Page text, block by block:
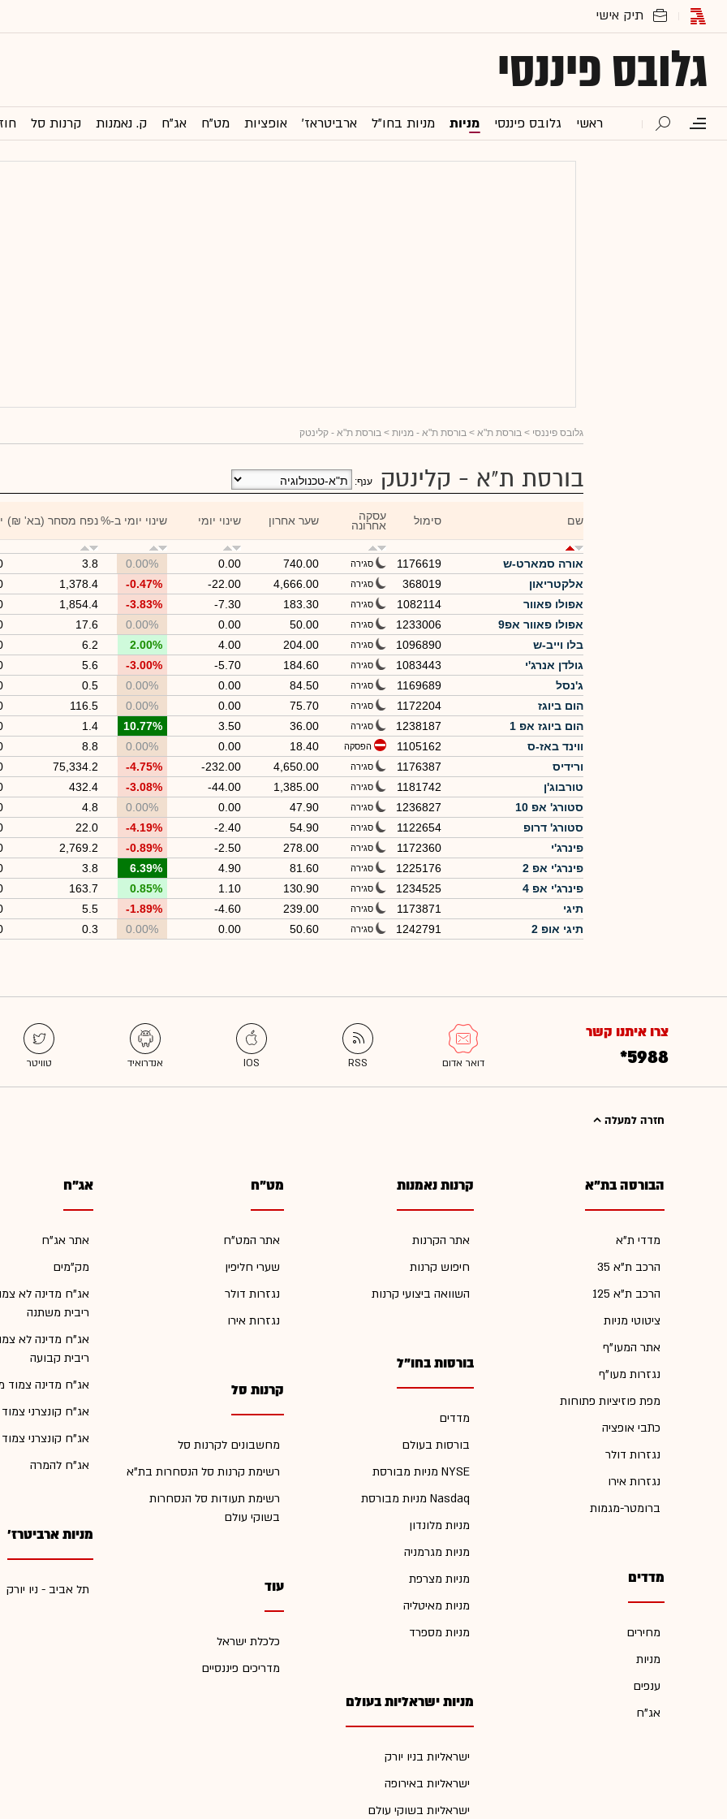
גלובס פיננסי
ראשי גלובס פיננסי מניות מניות בחו"ל ארביטראז' אופציות מט"ח אג"ח ק. נאמנות קרנות סל
גלובס פיננסי > בורסת ת"א > בורסת ת"א - מניות > בורסת ת"א - קלינטק
בורסת ת"א - קלינטק ענף:
שם סימול עסקה
אחרונה שער אחרון שינוי יומי שינוי יומי ב-%נפח מסחר (בא' ₪)
אורה סמארט-ש 1176619 סגירה 740.00
0.00
0.00%
3.8
אלקטריאון
368019 סגירה 4,666.00
-22.00
-0.47%
1,378.4
אפולו פאוור
1082114 סגירה 183.30
-7.30
-3.83%
1,854.4
אפולו פאוור אפ9
1233006 סגירה 50.00
0.00
0.00%
17.6
בלו וייב-ש
1096890 סגירה 204.00
4.00
2.00%
6.2
גולדן אנרג'י
1083443 סגירה 184.60
-5.70
-3.00%
5.6
ג'נסל
1169689 סגירה 84.50
0.00
0.00%
0.5
הום ביוגז
1172204 סגירה 75.70
0.00
0.00%
116.5
הום ביוגז אפ 1
1238187 סגירה 36.00
3.50
10.77%
1.4
ווינד באז-ס
1105162 הפסקה 18.40
0.00
0.00%
8.8
ורידיס
1176387 סגירה 4,650.00
-232.00
-4.75%
75,334.2
טורבוג'ן
1181742 סגירה 1,385.00
-44.00
-3.08%
432.4
סטורג' אפ 10
1236827 סגירה 47.90
0.00
0.00%
4.8
סטורג' דרופ
1122654 סגירה 54.90
-2.40
-4.19%
22.0
פינרג'י
1172360 סגירה 278.00
-2.50
-0.89%
2,769.2
פינרג'י אפ 2
1225176 סגירה 81.60
4.90
6.39%
3.8
פינרג'י אפ 4
1234525 סגירה 130.90
1.10
0.85%
163.7
תיגי
1173871 סגירה 239.00
-4.60
-1.89%
5.5
תיגי אופ 2
1242791 סגירה 50.60
0.00
0.00%
0.3
צרו איתנו קשר
*5988
חזרה למעלה
הבורסה בת"א
מדדי ת"א
הרכב ת"א 35
הרכב ת"א 125
ציטוטי מניות
אתר המעו"ף
נגזרות מעו"ף
מפת פוזיציות פתוחות
כתבי אופציה
נגזרות דולר
נגזרות אירו
ברומטר-מגמות
מדדים
מחירים
מניות
ענפים
אג"ח
קרנות נאמנות
אתר הקרנות
חיפוש קרנות
השוואה ביצועי קרנות
בורסות בחו"ל
מדדים
בורסות בעולם
מניות מבורסת NYSE
מניות מבורסת Nasdaq
מניות מלונדון
מניות מגרמניה
מניות מצרפת
מניות מאיטליה
מניות מספרד
מניות ישראליות בעולם
ישראליות בניו יורק
ישראליות באירופה
ישראליות בשוקי עולם
מט"ח
אתר המט"ח
שערי חליפין
נגזרות דולר
נגזרות אירו
קרנות סל
מחשבונים לקרנות סל
רשימת קרנות סל הנסחרות בת"א
רשימת תעודות סל הנסחרות
בשוקי עולם
עוד
כלכלת ישראל
מדריכים פיננסיים
אג"ח
אתר אג"ח
מק"מים
אג"ח מדינה לא
ריבית משתנה
אג"ח מדינה לא
ריבית קבועה
אג"ח מדינה צמוד
אג"ח קונצרני
אג"ח קונצרני
אג"ח להמרה
מניות ארביטרז'
תל אביב - ניו יורק